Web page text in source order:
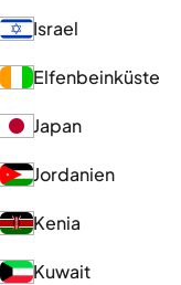
Israel
Elfenbeinküste
Japan
Jordanien
Kenia
Kuwait